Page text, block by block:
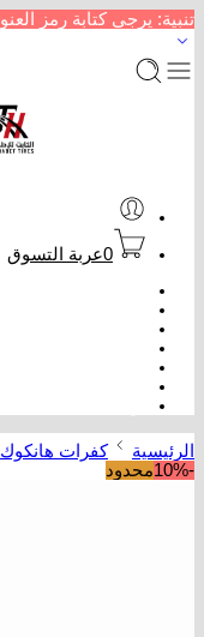
تنبية: يرجى كتابة رمز
0عربة التسوق
الرئيسية كفرات هانكوك
-10%
محدود